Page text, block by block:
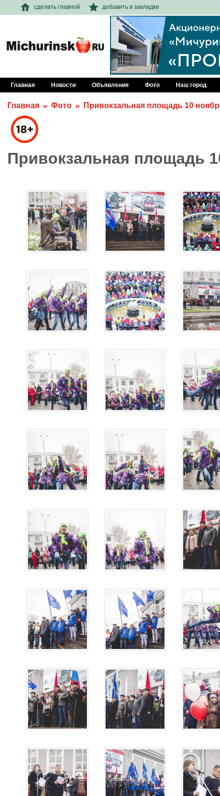
сделать главной добавить в закладки
Главная Новости Объявления Фото Наш город
Главная Фото Привокзальная площадь 10
Привокзальная площадь